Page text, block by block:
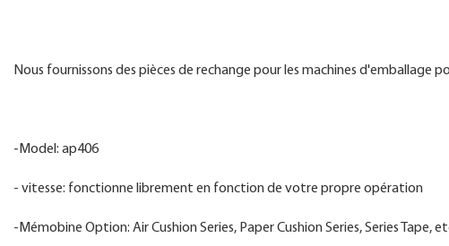
Nous fournissons des pièces de rechange pour les machines d'emballage
-Model: ap406
- vitesse: fonctionne librement en fonction de votre propre opération
-Mémobine Option: Air Cushion Series, Paper Cushion Series, Series Tape,